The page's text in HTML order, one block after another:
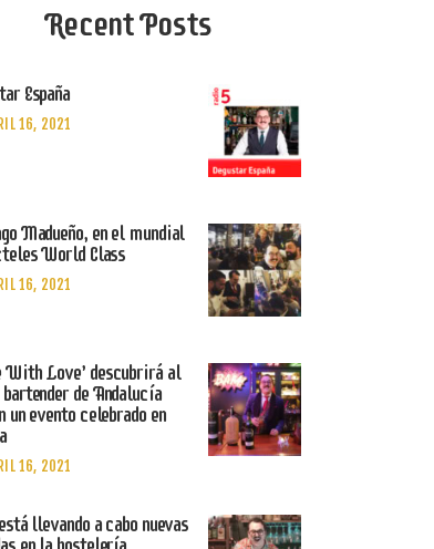
Recent Posts
España
16, 2021
Madueño, en el mundial
World Class
16, 2021
With Love’ descubrirá al
de Andalucía
un evento celebrado en
16, 2021
llevando a cabo nuevas